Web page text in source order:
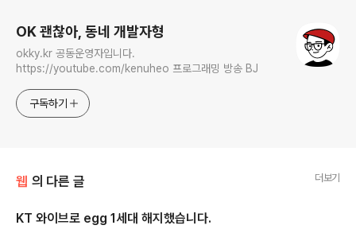
OK 괜찮아, 동네 개발자형
okky.kr 공동운영자입니다.
https://youtube.com/kenuheo 프로그래밍 방송 BJ
구독하기
웹 의 다른 글 더보기
KT 와이브로 egg 1세대 해지했습니다.